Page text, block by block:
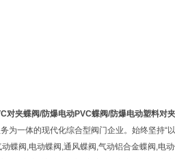
对夹蝶阀/防爆电动PVC蝶阀/防爆电动塑料对
为一体的现代化综合型阀门企业。始终坚持“
蝶阀,电动蝶阀,通风蝶阀,气动铝合金蝶阀,电